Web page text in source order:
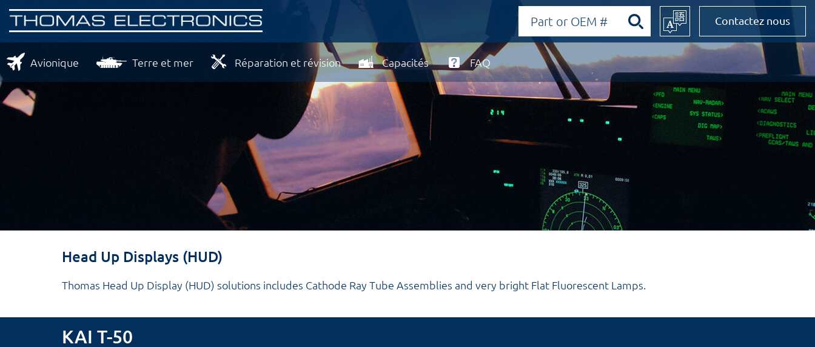
Contactez nous
Avionique Terre et mer Réparation et révision Capacités FAQ
Head Up Displays (HUD)
Thomas Head Up Display (HUD) solutions includes Cathode Ray Tube Assemblies and very bright Flat Fluorescent Lamps.
KAI T-50